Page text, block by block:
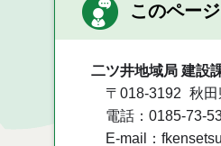
このペー
二ツ井地域局 建設
〒018-3192
秋
電話：0185-73-
E-mail：